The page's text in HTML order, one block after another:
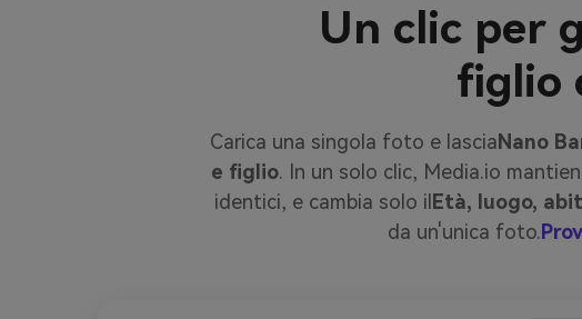
Un clic per
figlio
Carica una singola foto e lasciaNano
e figlio. In un solo clic, Media.io
identici, e cambia solo ilEtà, luogo,
da un'unica foto.